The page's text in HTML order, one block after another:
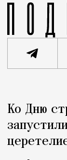
Город
Ко Дню